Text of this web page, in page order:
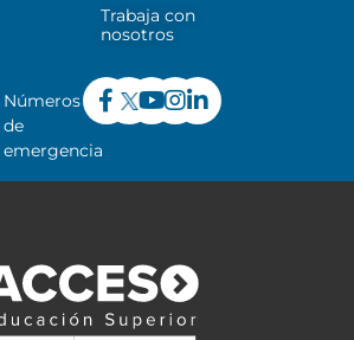
Trabaja con
nosotros
Números
de
emergencia